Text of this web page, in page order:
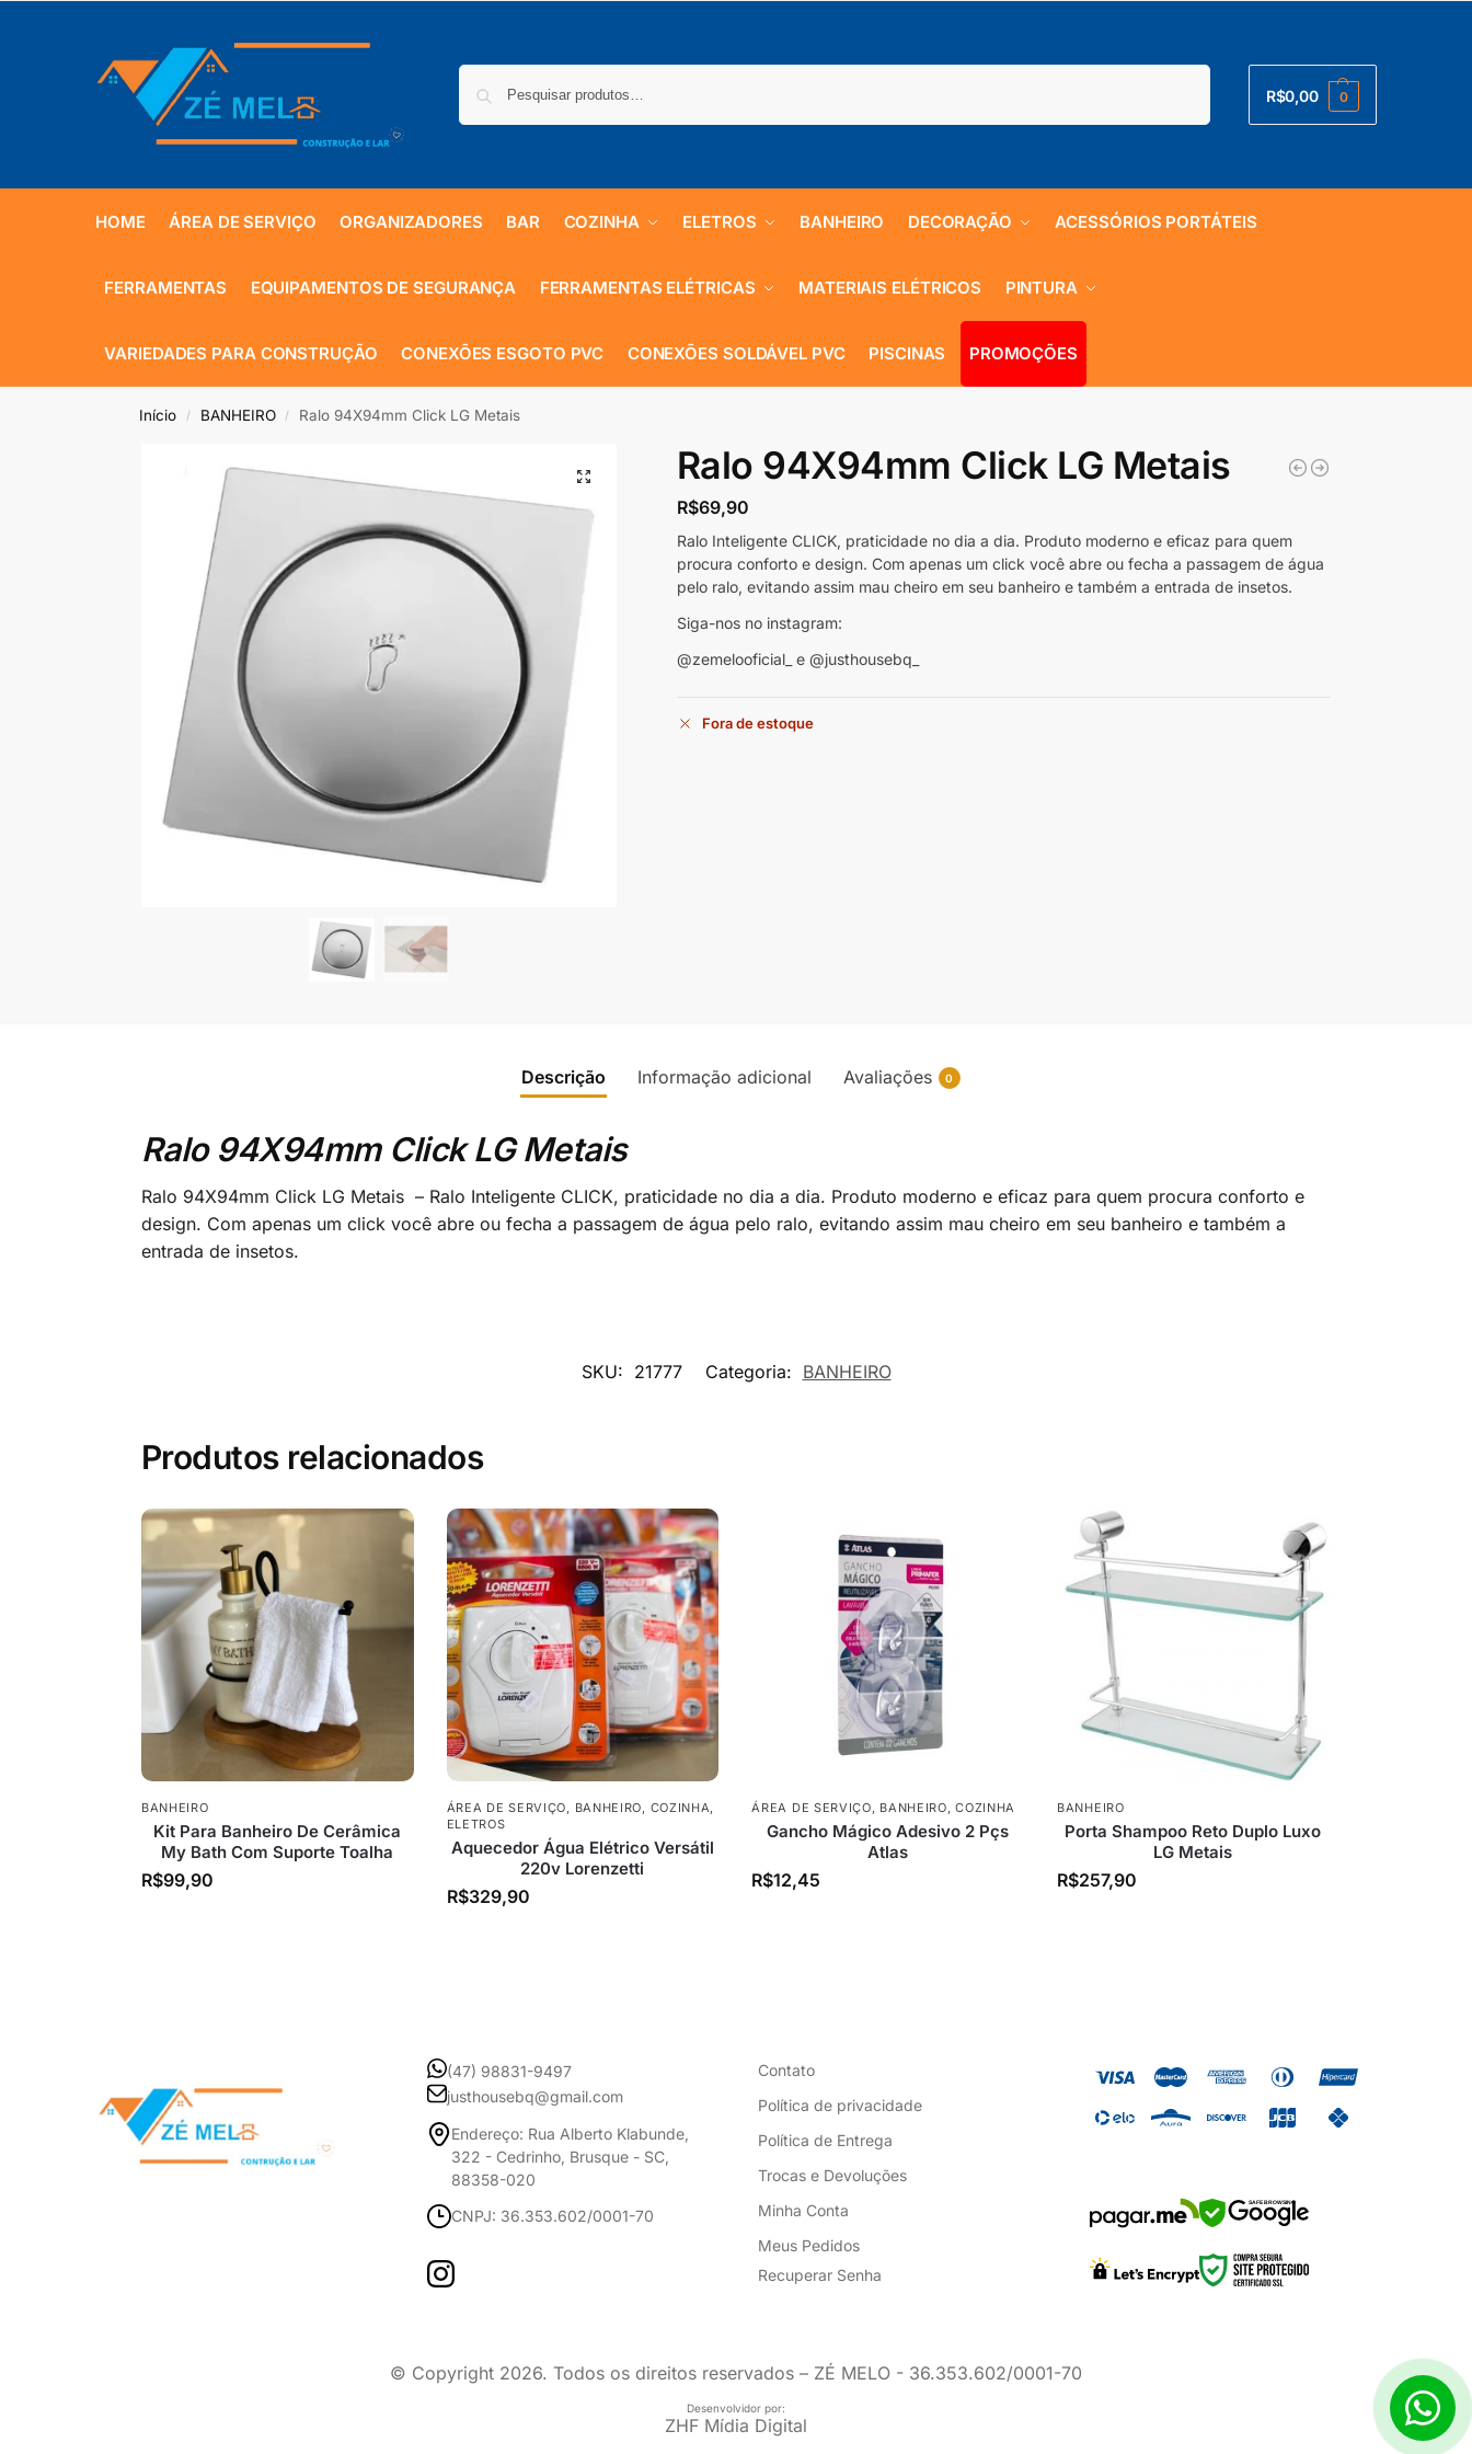
R$0,00 0
HOME ÁREA DE SERVIÇO ORGANIZADORES BAR COZINHA ELETROS BANHEIRO DECORAÇÃO ACESSÓRIOS PORTÁTEIS
FERRAMENTAS EQUIPAMENTOS DE SEGURANÇA FERRAMENTAS ELÉTRICAS MATERIAIS ELÉTRICOS PINTURA
VARIEDADES PARA CONSTRUÇÃO CONEXÕES ESGOTO PVC CONEXÕES SOLDÁVEL PVC PISCINAS PROMOÇÕES
Início / BANHEIRO / Ralo 94X94mm Click LG Metais
Ralo 94X94mm Click LG Metais
R$69,90
Ralo Inteligente CLICK, praticidade no dia a dia. Produto moderno e eficaz para quem
procura conforto e design. Com apenas um click você abre ou fecha a passagem de água
pelo ralo, evitando assim mau cheiro em seu banheiro e também a entrada de insetos.
Siga-nos no instagram:
@zemelooficial_ e @justhousebq_
Fora de estoque
Descrição Informação adicional Avaliações 0
Ralo 94X94mm Click LG Metais
Ralo 94X94mm Click LG Metais – Ralo Inteligente CLICK, praticidade no dia a dia. Produto moderno e eficaz para quem procura conforto e
design. Com apenas um click você abre ou fecha a passagem de água pelo ralo, evitando assim mau cheiro em seu banheiro e também a
entrada de insetos.
SKU: 21777 Categoria: BANHEIRO
Produtos relacionados
BANHEIRO
Kit Para Banheiro De Cerâmica
My Bath Com Suporte Toalha
R$99,90
ÁREA DE SERVIÇO, BANHEIRO, COZINHA,
ELETROS
Aquecedor Água Elétrico Versátil
220v Lorenzetti
R$329,90
ÁREA DE SERVIÇO, BANHEIRO,COZINHA
Gancho Mágico Adesivo 2 Pçs
Atlas
R$12,45
BANHEIRO
Porta Shampoo Reto Duplo Luxo
LG Metais
R$257,90
(47) 98831-9497
justhousebq@gmail.com
Endereço: Rua Alberto Klabunde,
322 - Cedrinho, Brusque - SC,
88358-020
CNPJ: 36.353.602/0001-70
Contato
Política de privacidade
Política de Entrega
Trocas e Devoluções
Minha Conta
Meus Pedidos
Recuperar Senha
SAFE BROWSING
© Copyright 2026. Todos os direitos reservados – ZÉ MELO - 36.353.602/0001-70
Desenvolvidor por:
ZHF Mídia Digital